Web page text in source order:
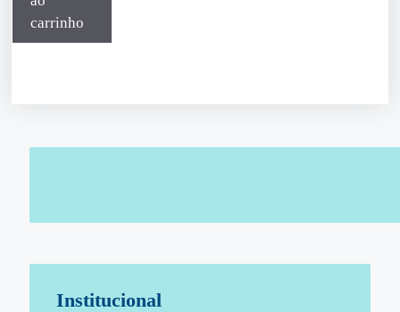
carrinho
Institucional